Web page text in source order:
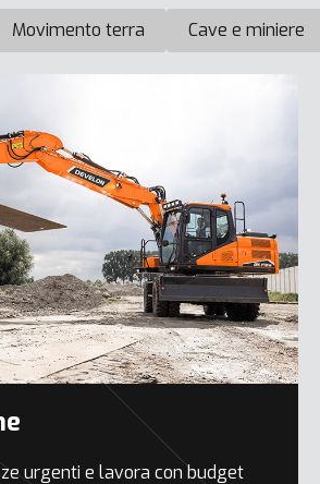
Movimento terra Cave e miniere
urgenti e lavora con budget